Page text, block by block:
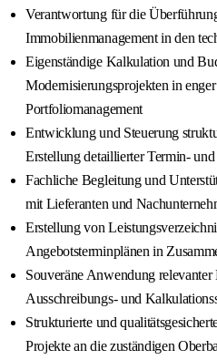
Verantwortung für die
Immobilienmanagement in den
Eigenständige Kalkulation und
Modernisierungsprojekten in
Portfoliomanagement
Entwicklung und Steuerung
Erstellung detaillierter Termin-
Fachliche Begleitung und
mit Lieferanten und
Erstellung von
Angebotsterminplänen in
Souveräne Anwendung
Ausschreibungs- und
Strukturierte und
Projekte an die zuständigen